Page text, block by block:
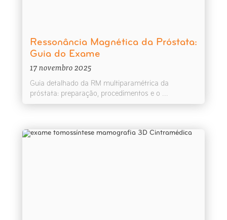
Ressonância Magnética da Próstata:
Guia do Exame
17 novembro 2025
Guia detalhado da RM multiparamétrica da
próstata: preparação, procedimentos e o ...